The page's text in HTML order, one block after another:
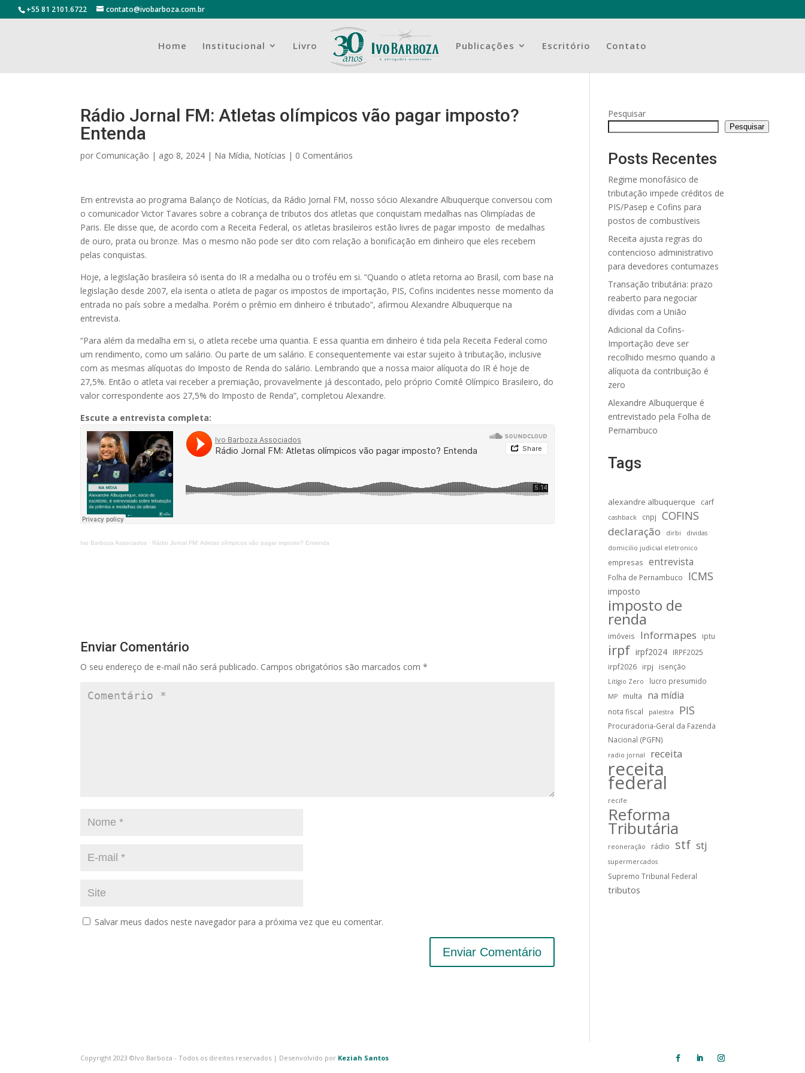
+55 81 2101.6722 contato@ivobarboza.com.br
Home Institucional Livro Publicações Escritório Contato
Rádio Jornal FM: Atletas olímpicos vão pagar imposto?
Entenda
por Comunicação | ago 8, 2024 | Na Mídia, Notícias | 0 Comentários
Em entrevista ao programa Balanço de Notícias, da Rádio Jornal FM, nosso sócio Alexandre Albuquerque conversou com
o comunicador Victor Tavares sobre a cobrança de tributos dos atletas que conquistam medalhas nas Olimpíadas de
Paris. Ele disse que, de acordo com a Receita Federal, os atletas brasileiros estão livres de pagar imposto de medalhas
de ouro, prata ou bronze. Mas o mesmo não pode ser dito com relação a bonificação em dinheiro que eles recebem
pelas conquistas.
Hoje, a legislação brasileira só isenta do IR a medalha ou o troféu em si. “Quando o atleta retorna ao Brasil, com base na
legislação desde 2007, ela isenta o atleta de pagar os impostos de importação, PIS, Cofins incidentes nesse momento da
entrada no país sobre a medalha. Porém o prêmio em dinheiro é tributado”, afirmou Alexandre Albuquerque na
entrevista.
“Para além da medalha em si, o atleta recebe uma quantia. E essa quantia em dinheiro é tida pela Receita Federal como
um rendimento, como um salário. Ou parte de um salário. E consequentemente vai estar sujeito à tributação, inclusive
com as mesmas alíquotas do Imposto de Renda do salário. Lembrando que a nossa maior alíquota do IR é hoje de
27,5%. Então o atleta vai receber a premiação, provavelmente já descontado, pelo próprio Comitê Olímpico Brasileiro, do
valor correspondente aos 27,5% do Imposto de Renda”, completou Alexandre.
Escute a entrevista completa:
Ivo Barboza Associados · Rádio Jornal FM: Atletas olímpicos vão pagar imposto? Entenda
Enviar Comentário
O seu endereço de e-mail não será publicado. Campos obrigatórios são marcados com*
Salvar meus dados neste navegador para a próxima vez que eu comentar.
Pesquisar
Pesquisar
Posts Recentes
Regime monofásico de
tributação impede créditos de
PIS/Pasep e Cofins para
postos de combustíveis
Receita ajusta regras do
contencioso administrativo
para devedores contumazes
Transação tributária: prazo
reaberto para negociar
dívidas com a União
Adicional da Cofins-
Importação deve ser
recolhido mesmo quando a
alíquota da contribuição é
zero
Alexandre Albuquerque é
entrevistado pela Folha de
Pernambuco
Tags
alexandre albuquerque carf
cashback cnpj COFINS
declaração dirbi
dividas
domicilio judicial eletronico
empresas entrevista
Folha de Pernambuco ICMS
imposto
imposto de
renda
imóveis Informapes iptu
irpf irpf2024
IRPF2025
irpf2026
irpj isenção
Litígio Zero lucro presumido
MP multa na mídia
nota fiscal palestra PIS
Procuradoria-Geral da Fazenda
Nacional (PGFN)
radio jornal receita
receita
federal
recife
Reforma
Tributária
reoneração rádio stf stj
supermercados
Supremo Tribunal Federal
tributos
Copyright 2023 ©Ivo Barboza - Todos os direitos reservados | Desenvolvido por Keziah Santos